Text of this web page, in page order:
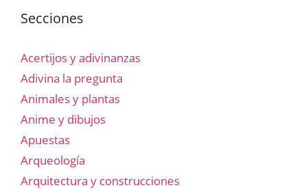
Secciones
Acertijos y adivinanzas
Adivina la pregunta
Animales y plantas
Anime y dibujos
Apuestas
Arqueología
Arquitectura y construcciones